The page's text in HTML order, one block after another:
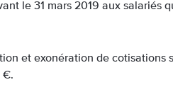
le 31 mars 2019 aux
et exonération de cotisations
€.